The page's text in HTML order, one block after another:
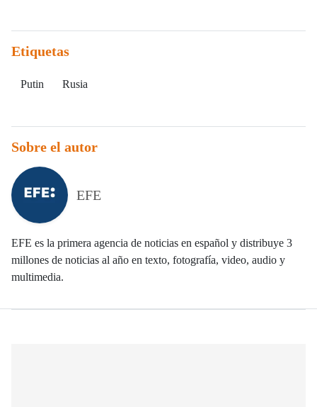
Etiquetas
Putin Rusia
Sobre el autor
EFE
EFE es la primera agencia de noticias en español y distribuye 3
millones de noticias al año en texto, fotografía, video, audio y
multimedia.